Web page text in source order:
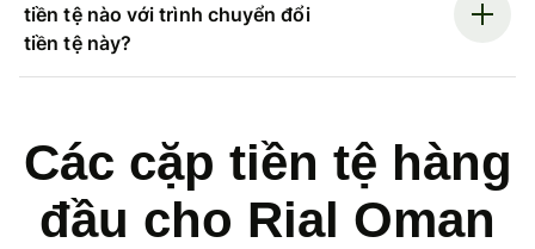
tiền tệ nào với trình chuyển đổi
tiền tệ này?
Các cặp tiền tệ hàng
đầu cho Rial Oman